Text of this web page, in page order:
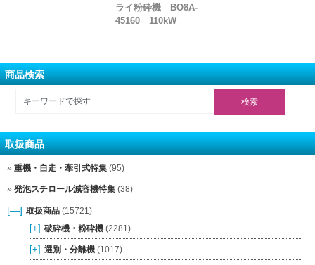
ライ粉砕機 BO8A-
45160 110kW
商品検索
取扱商品
重機・自走・牽引式特集 (95)
発泡スチロール減容機特集 (38)
[—] 取扱商品 (15721)
[+] 破砕機・粉砕機 (2281)
[+] 選別・分離機 (1017)